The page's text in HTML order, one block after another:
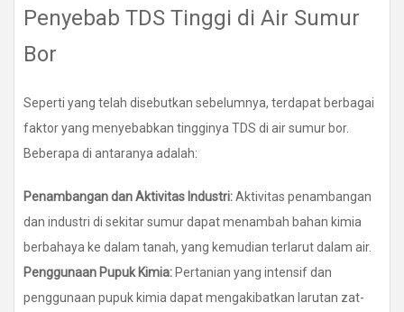
Penyebab TDS Tinggi di Air Sumur
Bor
Seperti yang telah disebutkan sebelumnya, terdapat berbagai
faktor yang menyebabkan tingginya TDS di air sumur bor.
Beberapa di antaranya adalah:
Penambangan dan Aktivitas Industri:Aktivitas penambangan
dan industri di sekitar sumur dapat menambah bahan kimia
berbahaya ke dalam tanah, yang kemudian terlarut dalam air.
Penggunaan Pupuk Kimia: Pertanian yang intensif dan
penggunaan pupuk kimia dapat mengakibatkan larutan zat-